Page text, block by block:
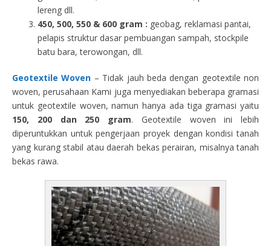
lereng dll.
450, 500, 550 & 600 gram : geobag, reklamasi pantai,
pelapis struktur dasar pembuangan sampah, stockpile
batu bara, terowongan, dll.
Geotextile Woven – Tidak jauh beda dengan geotextile non
woven, perusahaan Kami juga menyediakan beberapa gramasi
untuk geotextile woven, namun hanya ada tiga gramasi yaitu
150, 200 dan 250 gram. Geotextile woven ini lebih
diperuntukkan untuk pengerjaan proyek dengan kondisi tanah
yang kurang stabil atau daerah bekas perairan, misalnya tanah
bekas rawa.